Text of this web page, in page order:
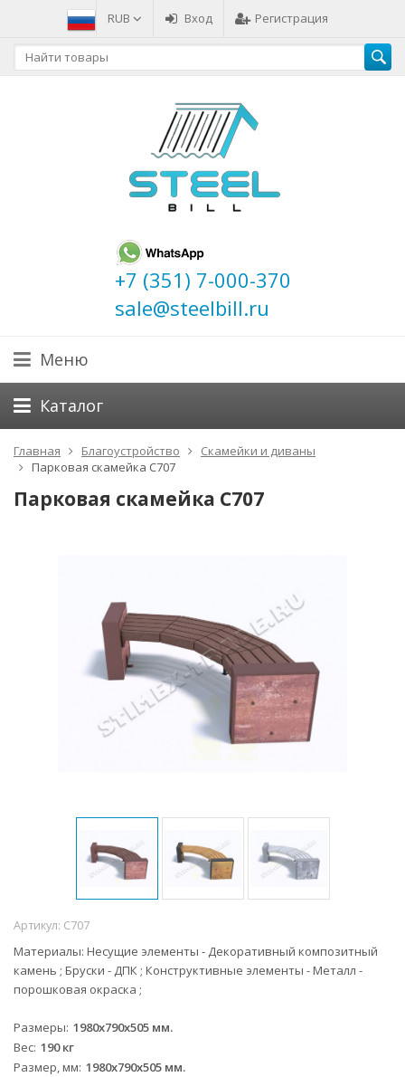
RUB Вход Регистрация
+7 (351) 7-000-370
sale@steelbill.ru
Меню
Каталог
Главная Благоустройство
Скамейки и диваны
Парковая скамейка С707
Парковая скамейка С707
Артикул: С707
Материалы: Несущие элементы - Декоративный композитный
камень ; Бруски - ДПК ; Конструктивные элементы - Металл -
порошковая окраска ;
Размеры 1980x790x505 мм.
Вес 190 кг
Размер, мм 1980x790x505 мм.